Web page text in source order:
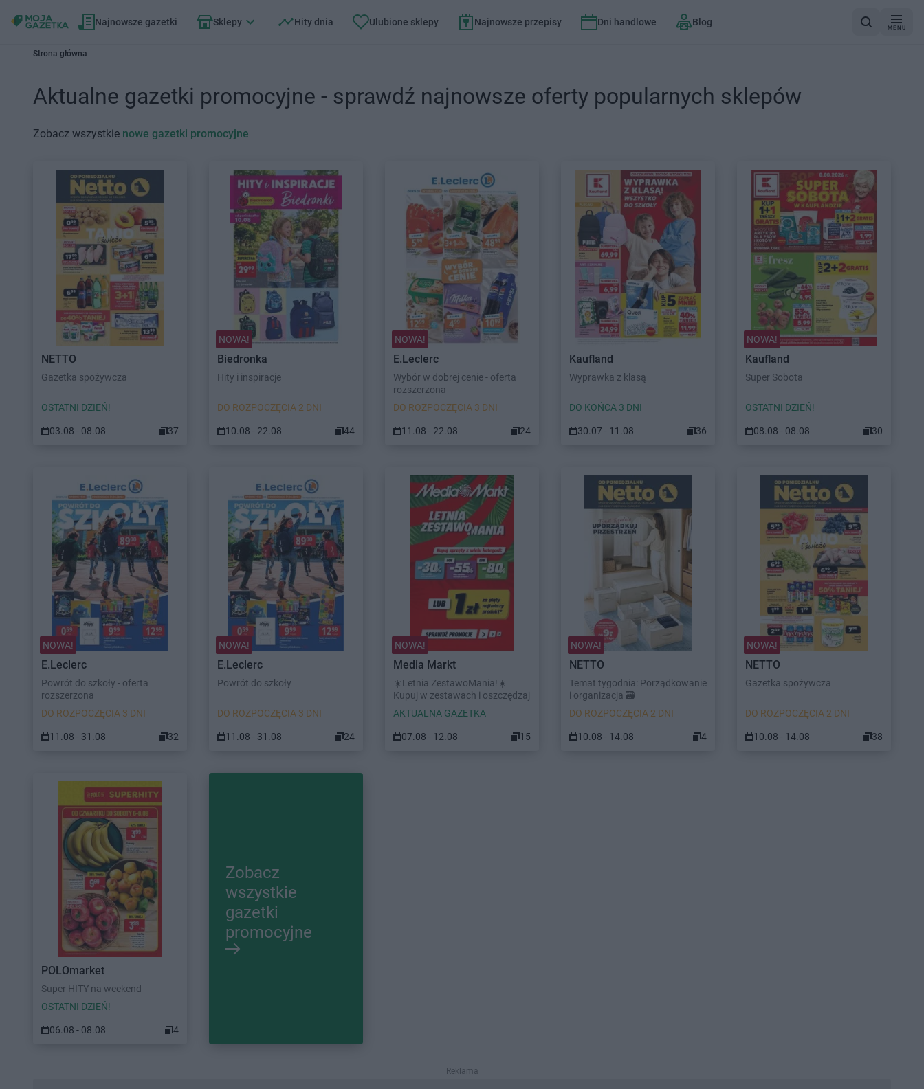
Najnowsze gazetki Sklepy Hity dnia Ulubione sklepy Najnowsze przepisy Dni handlowe Blog
MENU
Strona główna
Aktualne gazetki promocyjne - sprawdź najnowsze oferty popularnych sklepów
Zobacz wszystkie nowe gazetki promocyjne
NETTO
Gazetka spożywcza
OSTATNI DZIEŃ!
03.08 - 08.08 37
NOWA!
Biedronka
Hity i inspiracje
DO ROZPOCZĘCIA 2 DNI
10.08 - 22.08 44
NOWA!
E.Leclerc
Wybór w dobrej cenie - oferta
rozszerzona
DO ROZPOCZĘCIA 3 DNI
11.08 - 22.08 24
Kaufland
Wyprawka z klasą
DO KOŃCA 3 DNI
30.07 - 11.08 36
NOWA!
Kaufland
Super Sobota
OSTATNI DZIEŃ!
08.08 - 08.08 30
NOWA!
E.Leclerc
Powrót do szkoły - oferta
rozszerzona
DO ROZPOCZĘCIA 3 DNI
11.08 - 31.08 32
NOWA!
E.Leclerc
Powrót do szkoły
DO ROZPOCZĘCIA 3 DNI
11.08 - 31.08 24
NOWA!
Media Markt
☀️Letnia ZestawoMania!☀️
Kupuj w zestawach i oszczędzaj
AKTUALNA GAZETKA
07.08 - 12.08 15
NOWA!
NETTO
Temat tygodnia: Porządkowanie
i organizacja 🗃️
DO ROZPOCZĘCIA 2 DNI
10.08 - 14.08 4
NOWA!
NETTO
Gazetka spożywcza
DO ROZPOCZĘCIA 2 DNI
10.08 - 14.08 38
POLOmarket
Super HITY na weekend
OSTATNI DZIEŃ!
06.08 - 08.08 4
Zobacz
wszystkie
gazetki
promocyjne
Reklama